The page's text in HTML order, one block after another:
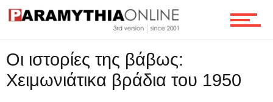
Οι ιστορίες της βάβως:
Χειμωνιάτικα βράδια του 1950